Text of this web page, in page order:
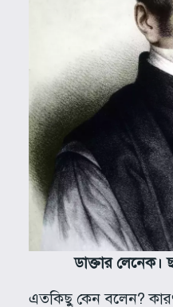
ডাক্তার লেনেক।
এতকিছু কেন বলেন?